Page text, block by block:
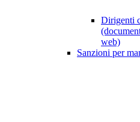
Dirigenti
web)
Sanzioni per